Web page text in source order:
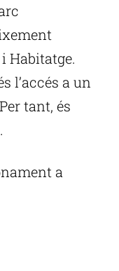
Habitatge.
l’accés a un
tant, és
a